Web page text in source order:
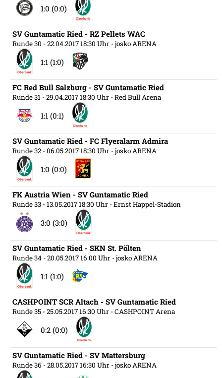
1:0 (0:0)
SV Guntamatic Ried - RZ Pellets WAC
Runde 30 - 22.04.2017 18:30 Uhr - josko ARENA
1:1 (1:0)
FC Red Bull Salzburg - SV Guntamatic Ried
Runde 31 - 29.04.2017 18:30 Uhr - Red Bull Arena
1:1 (0:1)
SV Guntamatic Ried - FC Flyeralarm Admira
Runde 32 - 06.05.2017 18:30 Uhr - josko ARENA
1:0 (0:0)
FK Austria Wien - SV Guntamatic Ried
Runde 33 - 13.05.2017 18:30 Uhr - Ernst Happel-Stadion
3:0 (3:0)
SV Guntamatic Ried - SKN St. Pölten
Runde 34 - 20.05.2017 16:00 Uhr - josko ARENA
1:1 (1:0)
CASHPOINT SCR Altach - SV Guntamatic Ried
Runde 35 - 25.05.2017 16:30 Uhr - CASHPOINT Arena
0:2 (0:0)
SV Guntamatic Ried - SV Mattersburg
Runde 36 - 28.05.2017 16:30 Uhr - josko ARENA